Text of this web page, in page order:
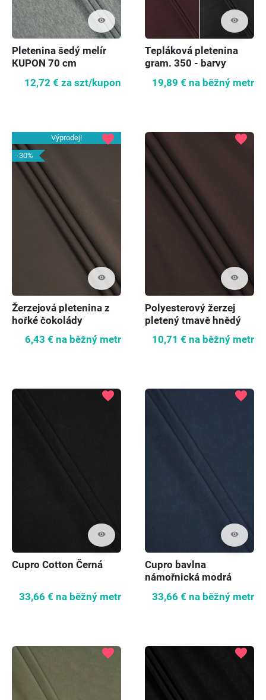
visibility
Pletenina šedý melír
KUPON 70 cm
12,72 € za szt/kupon
visibility
Tepláková pletenina
gram. 350 - barvy
19,89 € na běžný metr
Výprodej!
-30%
visibility
favorite
Žerzejová pletenina z
hořké čokolády
6,43 € na běžný metr
visibility
favorite
Polyesterový žerzej
pletený tmavě hnědý
10,71 € na běžný metr
visibility
favorite
Cupro Cotton Černá
33,66 € na běžný metr
visibility
favorite
Cupro bavlna
námořnická modrá
33,66 € na běžný metr
favorite favorite